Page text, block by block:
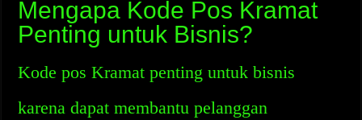
Mengapa Kode Pos Kramat
Penting untuk Bisnis?
Kode pos Kramat penting untuk bisnis
karena dapat membantu pelanggan